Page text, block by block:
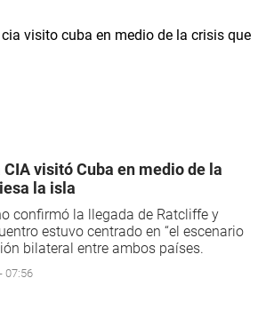
visitó Cuba en medio de la
la isla
confirmó la llegada de Ratcliffe y
estuvo centrado en “el escenario
bilateral entre ambos países.
07:56